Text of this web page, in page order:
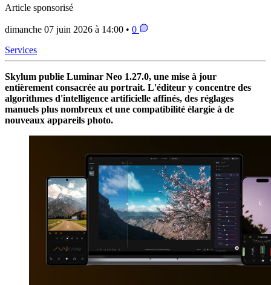
Article sponsorisé
dimanche 07 juin 2026 à 14:00 • 0
Services
Skylum publie Luminar Neo 1.27.0, une mise à jour
entièrement consacrée au portrait. L'éditeur y concentre des
algorithmes d'intelligence artificielle affinés, des réglages
manuels plus nombreux et une compatibilité élargie à de
nouveaux appareils photo.